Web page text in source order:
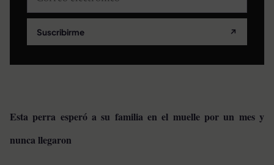
Suscribirme ↗
Esta perra esperó a su familia en el muelle por un mes y
nunca llegaron